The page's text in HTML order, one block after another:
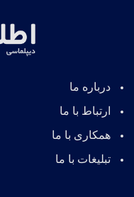
درباره ما
ارتباط با ما
همکاری با ما
تبلیغات با ما